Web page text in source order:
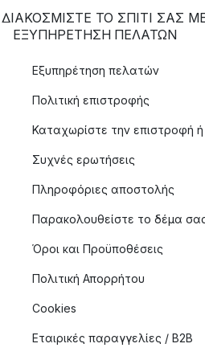
ΔΙΑΚΟΣΜΙΣΤΕ ΤΟ ΣΠΙΤΙ ΣΑΣ
ΕΞΥΠΗΡΈΤΗΣΗ ΠΕΛΑΤΏΝ
Εξυπηρέτηση πελατών
Πολιτική επιστροφής
Καταχωρίστε την επιστροφή
Συχνές ερωτήσεις
Πληροφόριες αποστολής
Παρακολουθείστε το δέμα
Όροι και Προϋποθέσεις
Πολιτική Απορρήτου
Cookies
Εταιρικές παραγγελίες / B2B